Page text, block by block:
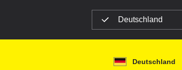
Deutschland
Deutschland